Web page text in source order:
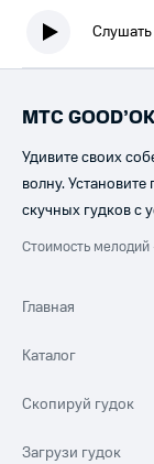
Слушать
МТС GOOD’OK
Удивите своих
волну.
скучных гудков с
Стоимость
Главная
Каталог
Скопируй гудок
Загрузи гудок